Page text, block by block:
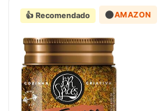
👍 Recomendado 🟠AMAZON